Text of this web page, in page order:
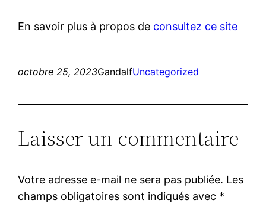
En savoir plus à propos de consultez ce site
octobre 25, 2023GandalfUncategorized
Laisser un commentaire
Votre adresse e-mail ne sera pas publiée. Les
champs obligatoires sont indiqués avec *